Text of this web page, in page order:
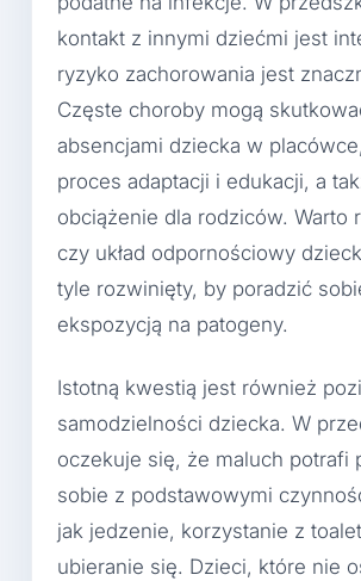
kontakt z innymi dziećmi jest
ryzyko zachorowania jest
Częste choroby mogą
absencjami dziecka w
proces adaptacji i edukacji, a
obciążenie dla rodziców. Warto
czy układ odpornościowy
tyle rozwinięty, by poradzić
ekspozycją na patogeny.
Istotną kwestią jest również
samodzielności dziecka. W
oczekuje się, że maluch potrafi
sobie z podstawowymi
jak jedzenie, korzystanie z
ubieranie się. Dzieci, które nie